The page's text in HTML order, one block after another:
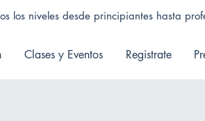
los niveles desde principiantes hasta
Clases y Eventos Registrate